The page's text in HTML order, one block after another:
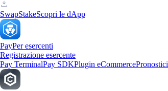
SwapStakeScopri le dApp
PayPer esercenti
Registrazione esercente
Pay TerminalPay SDKPlugin eCommercePronostici